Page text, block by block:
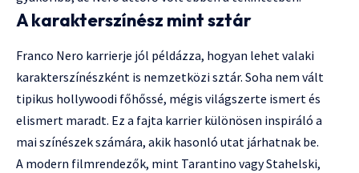
A karakterszínész mint sztár
Franco Nero karrierje jól példázza, hogyan lehet valaki
karakterszínészként is nemzetközi sztár. Soha nem vált
tipikus hollywoodi főhőssé, mégis világszerte ismert és
elismert maradt. Ez a fajta karrier különösen inspiráló a
mai színészek számára, akik hasonló utat járhatnak be.
A modern filmrendezők, mint Tarantino vagy Stahelski,